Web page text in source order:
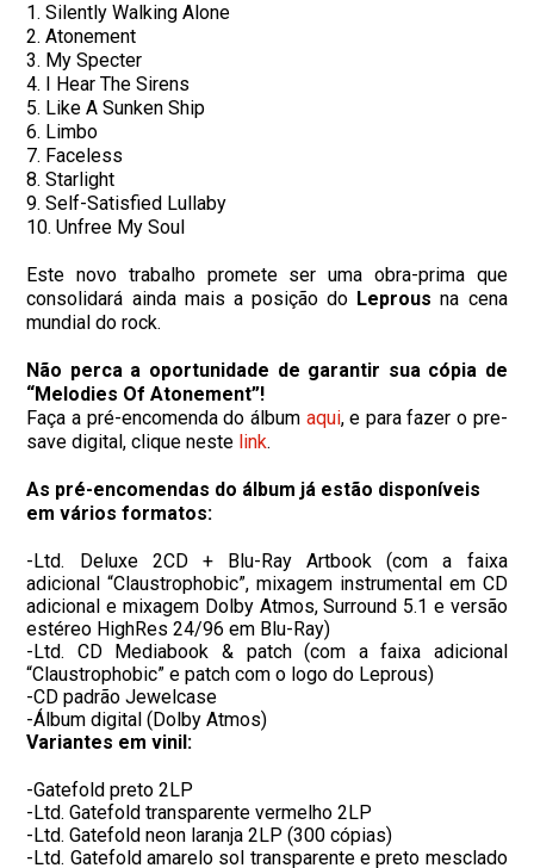
1. Silently Walking Alone
2. Atonement
3. My Specter
4. I Hear The Sirens
5. Like A Sunken Ship
6. Limbo
7. Faceless
8. Starlight
9. Self-Satisfied Lullaby
10. Unfree My Soul
Este novo trabalho promete ser uma obra-prima que
consolidará ainda mais a posição do Leprous na cena
mundial do rock.
Não perca a oportunidade de garantir sua cópia de
“Melodies Of Atonement”!
Faça a pré-encomenda do álbum aqui, e para fazer o pre-
save digital, clique neste link.
As pré-encomendas do álbum já estão disponíveis
em vários formatos:
-Ltd. Deluxe 2CD + Blu-Ray Artbook (com a faixa
adicional “Claustrophobic”, mixagem instrumental em CD
adicional e mixagem Dolby Atmos, Surround 5.1 e versão
estéreo HighRes 24/96 em Blu-Ray)
-Ltd. CD Mediabook & patch (com a faixa adicional
“Claustrophobic” e patch com o logo do Leprous)
-CD padrão Jewelcase
-Álbum digital (Dolby Atmos)
Variantes em vinil:
-Gatefold preto 2LP
-Ltd. Gatefold transparente vermelho 2LP
-Ltd. Gatefold neon laranja 2LP (300 cópias)
-Ltd. Gatefold amarelo sol transparente e preto mesclado